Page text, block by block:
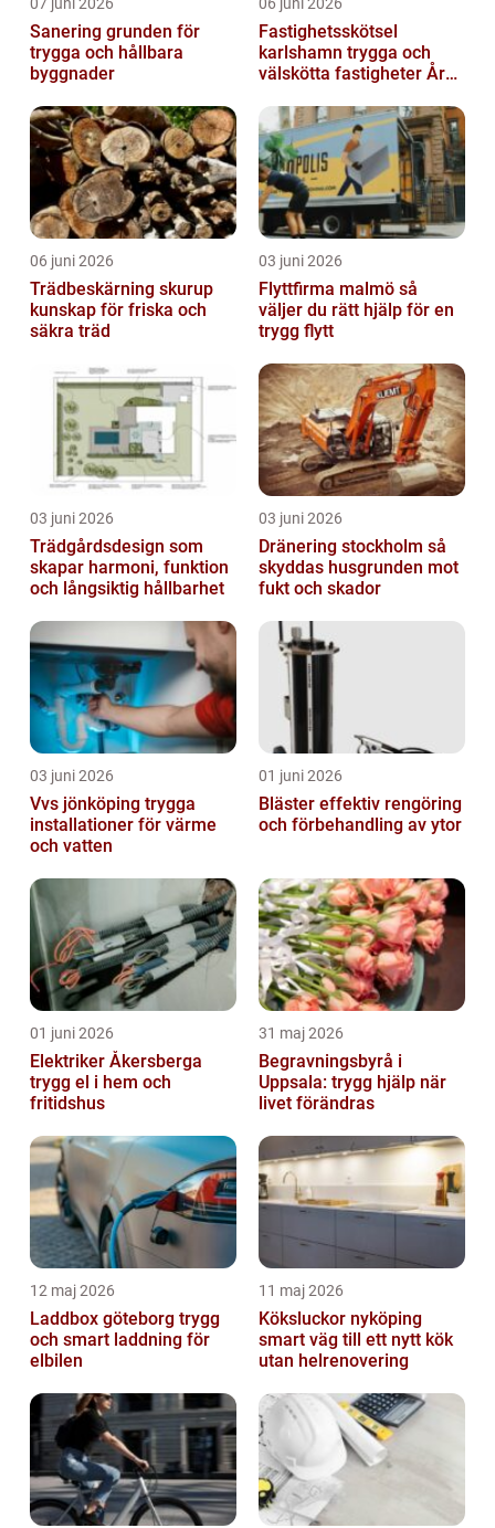
Sanering grunden för
trygga och hållbara
byggnader
Fastighetsskötsel
karlshamn trygga och
välskötta fastigheter Året
06 juni 2026
Trädbeskärning skurup
kunskap för friska och
säkra träd
03 juni 2026
Flyttfirma malmö så
väljer du rätt hjälp för en
trygg flytt
03 juni 2026
Trädgårdsdesign som
skapar harmoni, funktion
och långsiktig hållbarhet
03 juni 2026
Dränering stockholm så
skyddas husgrunden mot
fukt och skador
03 juni 2026
Vvs jönköping trygga
installationer för värme
och vatten
01 juni 2026
Bläster effektiv rengöring
och förbehandling av ytor
01 juni 2026
Elektriker Åkersberga
trygg el i hem och
fritidshus
31 maj 2026
Begravningsbyrå i
Uppsala: trygg hjälp när
livet förändras
12 maj 2026
Laddbox göteborg trygg
och smart laddning för
elbilen
11 maj 2026
Köksluckor nyköping
smart väg till ett nytt kök
utan helrenovering